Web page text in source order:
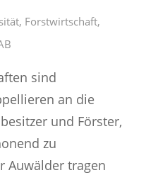
, Forstwirtschaft,
sind
an die
und Förster,
zu
Auwälder tragen